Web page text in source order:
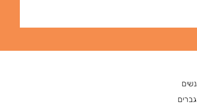
נשים
גברים